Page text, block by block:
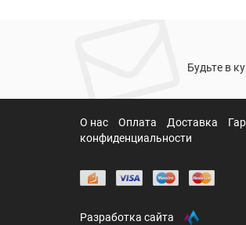
Будьте в
О нас Оплата Доставка
конфиденциальности
Разработка сайта